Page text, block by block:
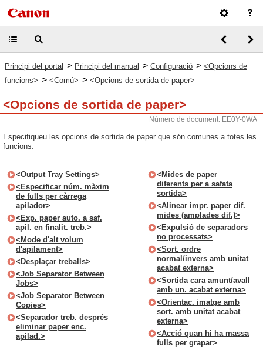
Principi del portal > Principi del manual > Configuració > <Opcions de
funcions> > <Comú> > <Opcions de sortida de paper>
<Opcions de sortida de paper>
Número de document: EE0Y-0WA
Especifiqueu les opcions de sortida de paper que són comunes a totes les
funcions.
<Output Tray Settings>
<Especificar núm. màxim
de fulls per càrrega
apilador>
<Exp. paper auto. a saf.
apil. en finalit. treb.>
<Mode d'alt volum
d'apilament>
<Desplaçar treballs>
<Job Separator Between
Jobs>
<Job Separator Between
Copies>
<Separador treb. després
eliminar paper enc.
apilad.>
<Mides de paper
diferents per a safata
sortida>
<Alinear impr. paper dif.
mides (amplades dif.)>
<Expulsió de separadors
no processats>
<Sort. ordre
normal/invers amb unitat
acabat externa>
<Sortida cara amunt/avall
amb un. acabat externa>
<Orientac. imatge amb
sort. amb unitat acabat
externa>
<Acció quan hi ha massa
fulls per grapar>